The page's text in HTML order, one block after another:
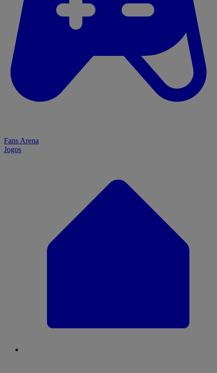
Fans Arena
Jogos